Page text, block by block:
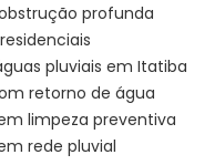
profunda
pluviais em Itatiba
retorno de água
limpeza preventiva
rede pluvial